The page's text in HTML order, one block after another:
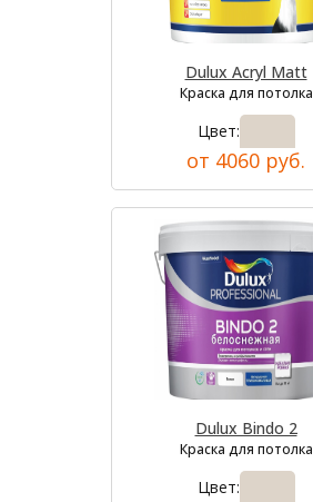
Dulux Acryl Matt
Краска для потолка
Цвет:
от 4060 руб.
Dulux Bindo 2
Краска для потолка
Цвет: